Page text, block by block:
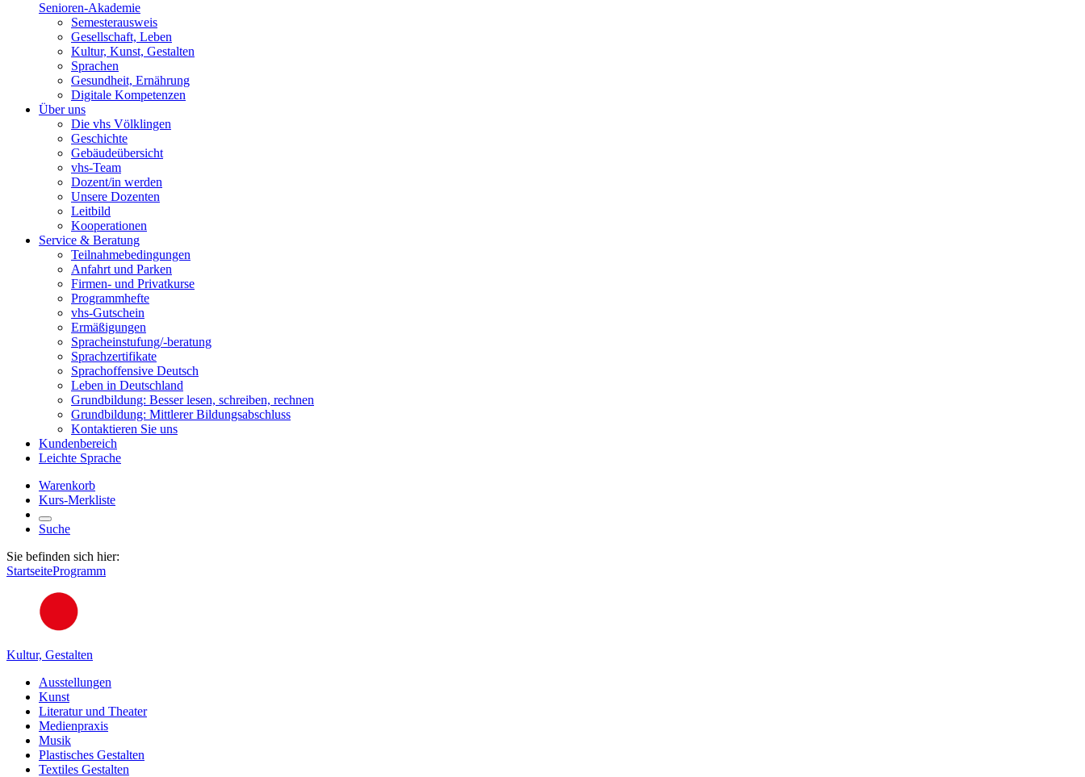
Senioren-Akademie
Semesterausweis
Gesellschaft, Leben
Kultur, Kunst, Gestalten
Sprachen
Gesundheit, Ernährung
Digitale Kompetenzen
Über uns
Die vhs Völklingen
Geschichte
Gebäudeübersicht
vhs-Team
Dozent/in werden
Unsere Dozenten
Leitbild
Kooperationen
Service & Beratung
Teilnahmebedingungen
Anfahrt und Parken
Firmen- und Privatkurse
Programmhefte
vhs-Gutschein
Ermäßigungen
Spracheinstufung/-beratung
Sprachzertifikate
Sprachoffensive Deutsch
Leben in Deutschland
Grundbildung: Besser lesen, schreiben, rechnen
Grundbildung: Mittlerer Bildungsabschluss
Kontaktieren Sie uns
Kundenbereich
Leichte Sprache
Warenkorb
Kurs-Merkliste
Suche
Sie befinden sich hier:
StartseiteProgramm
Kultur, Gestalten
Ausstellungen
Kunst
Literatur und Theater
Medienpraxis
Musik
Plastisches Gestalten
Textiles Gestalten